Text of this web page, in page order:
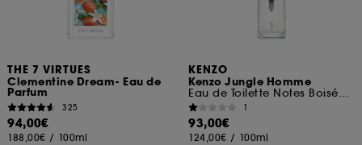
THE 7 VIRTUES
Clementine Dream- Eau de
Parfum
325
94,00€
188,00€ / 100ml
KENZO
Kenzo Jungle Homme
Eau de Toilette Notes Boisées Hespéridées
1
93,00€
124,00€ / 100ml